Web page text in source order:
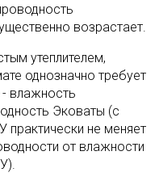
возрастает.
утеплителем,
однозначно требует
влажность
Эковаты (с
практически не меняет
от влажности